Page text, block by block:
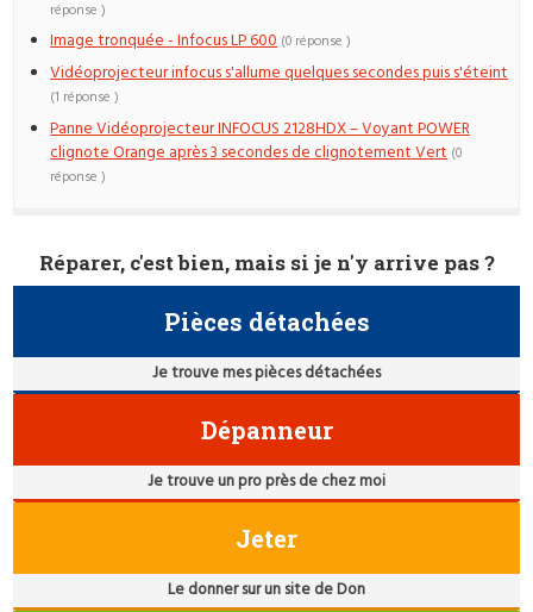
réponse )
Image tronquée - Infocus LP 600 (0 réponse )
Vidéoprojecteur infocus s'allume quelques secondes puis s'éteint
(1 réponse )
Panne Vidéoprojecteur INFOCUS 2128HDX – Voyant POWER
clignote Orange après 3 secondes de clignotement Vert (0
réponse )
Réparer, c'est bien, mais si je n'y arrive pas ?
Pièces détachées
Je trouve mes pièces détachées
Dépanneur
Je trouve un pro près de chez moi
Jeter
Le donner sur un site de Don